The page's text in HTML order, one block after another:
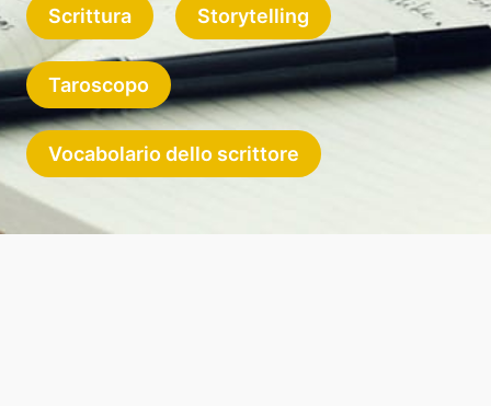
Scrittura Storytelling
Taroscopo
Vocabolario dello scrittore